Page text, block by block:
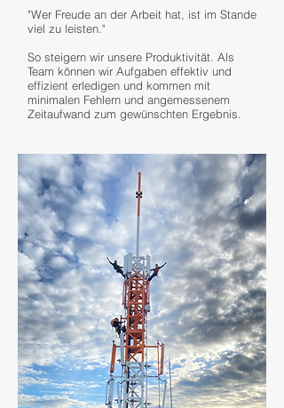
"Wer Freude an der Arbeit hat, ist im Stande
viel zu leisten."
So steigern wir unsere Produktivität. Als
Team können wir Aufgaben effektiv und
effizient erledigen und kommen mit
minimalen Fehlern und angemessenem
Zeitaufwand zum gewünschten Ergebnis.